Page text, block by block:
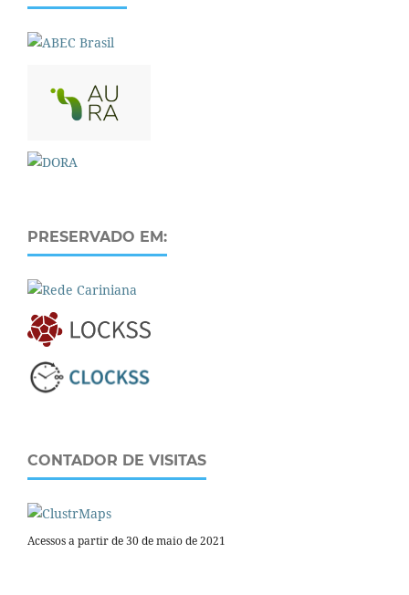
PRESERVADO EM:
CONTADOR DE VISITAS
Acessos a partir de 30 de maio de 2021